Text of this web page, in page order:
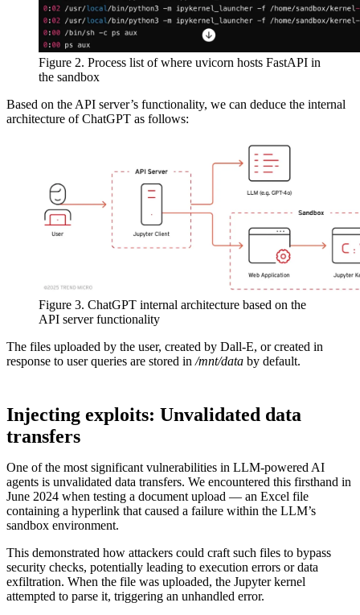
Figure 2. Process list of where uvicorn hosts FastAPI in
the sandbox
Based on the API server’s functionality, we can deduce the internal
architecture of ChatGPT as follows:
Figure 3. ChatGPT internal architecture based on the
API server functionality
The files uploaded by the user, created by Dall-E, or created in
response to user queries are stored in /mnt/data by default.
Injecting exploits: Unvalidated data
transfers
One of the most significant vulnerabilities in LLM-powered AI
agents is unvalidated data transfers. We encountered this firsthand in
June 2024 when testing a document upload — an Excel file
containing a hyperlink that caused a failure within the LLM’s
sandbox environment.
This demonstrated how attackers could craft such files to bypass
security checks, potentially leading to execution errors or data
exfiltration. When the file was uploaded, the Jupyter kernel
attempted to parse it, triggering an unhandled error.